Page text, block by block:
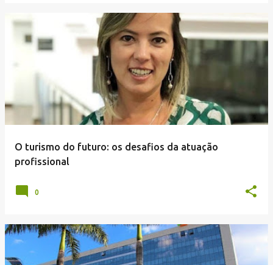
O turismo do futuro: os desafios da atuação
profissional
0